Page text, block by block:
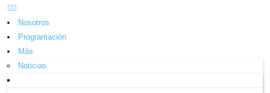
Nosotros
Programación
Más
Noticias